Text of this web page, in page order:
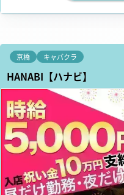
京橋
キャバクラ
HANABI【ハナビ】